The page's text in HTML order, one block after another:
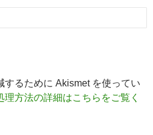
するために Akismet を使ってい
理方法の詳細はこちらをご覧く